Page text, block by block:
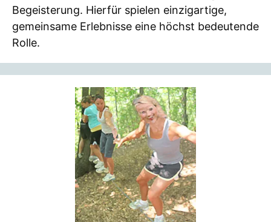
Begeisterung. Hierfür spielen einzigartige,
gemeinsame Erlebnisse eine höchst bedeutende
Rolle.